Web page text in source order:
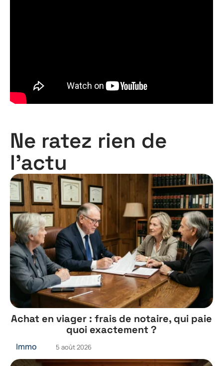
Ne ratez rien de
l'actu
Achat en viager : frais de notaire, qui paie
quoi exactement ?
Immo 5 août 2026